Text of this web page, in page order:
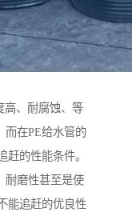
高、耐腐蚀、等
而在PE给水管的
赶的性能条件。
耐磨性甚至是使
能追赶的优良性